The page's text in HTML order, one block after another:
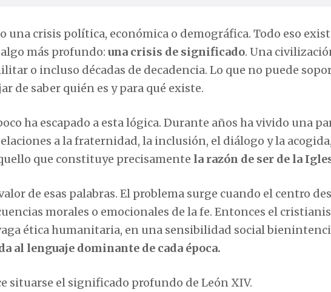
una crisis política, económica o demográfica. Todo eso
más profundo: una crisis de significado. Una
o incluso décadas de decadencia. Lo que no puede
de saber quién es y para qué existe.
ha escapado a esta lógica. Durante años ha vivido una
a la fraternidad, la inclusión, el diálogo y la
que constituye precisamente la razón de ser de la
de esas palabras. El problema surge cuando el centro
morales o emocionales de la fe. Entonces el
ética humanitaria, en una sensibilidad social
al lenguaje dominante de cada época.
situarse el significado profundo de León XIV.